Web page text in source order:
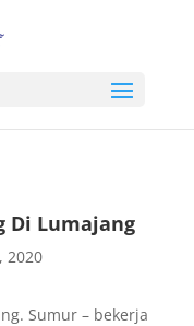
Di Lumajang
2020
Sumur – bekerja